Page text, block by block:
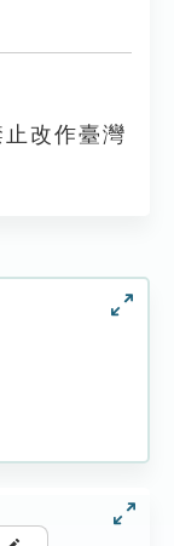
改作臺灣